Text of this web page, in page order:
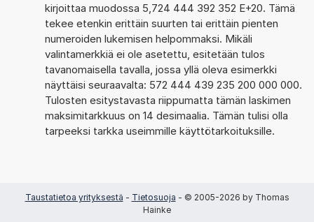
kirjoittaa muodossa 5,724 444 392 352 E+20. Tämä
tekee etenkin erittäin suurten tai erittäin pienten
numeroiden lukemisen helpommaksi. Mikäli
valintamerkkiä ei ole asetettu, esitetään tulos
tavanomaisella tavalla, jossa yllä oleva esimerkki
näyttäisi seuraavalta: 572 444 439 235 200 000 000.
Tulosten esitystavasta riippumatta tämän laskimen
maksimitarkkuus on 14 desimaalia. Tämän tulisi olla
tarpeeksi tarkka useimmille käyttötarkoituksille.
Taustatietoa yrityksestä - Tietosuoja - © 2005-2026 by Thomas
Hainke